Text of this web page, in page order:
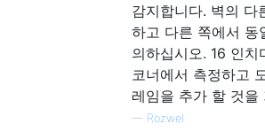
감지합니다. 벽의 다
하고 다른 쪽에서 동
의하십시오. 16 인치
코너에서 측정하고
레임을 추가 할 것을
— Rozwel